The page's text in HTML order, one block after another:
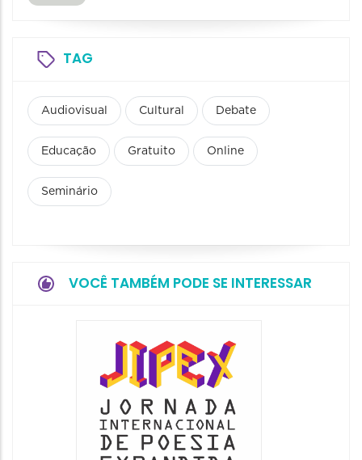
TAG
Audiovisual Cultural Debate
Educação Gratuito Online
Seminário
VOCÊ TAMBÉM PODE SE INTERESSAR